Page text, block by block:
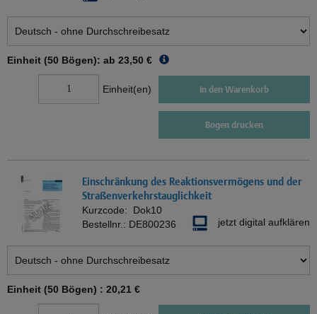
Einheit (50 Bögen): ab 23,50 €
Einheit(en) In den Warenkorb
Bogen drucken
Einschränkung des Reaktionsvermögens und der
Straßenverkehrstauglichkeit
Kurzcode: Dok10
Bestellnr.: DE800236 jetzt digital aufklären
Einheit (50 Bögen) : 20,21 €